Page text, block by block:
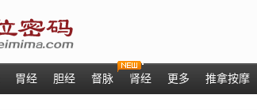
胃经 胆经 督脉 肾经 更多 推拿按摩